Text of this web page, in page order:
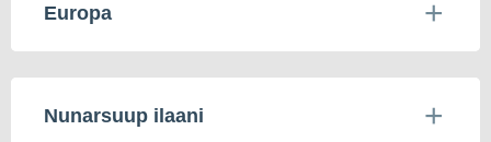
Europa
Nunarsuup ilaani